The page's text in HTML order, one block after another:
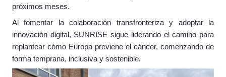
próximos meses.
Al fomentar la colaboración transfronteriza y adoptar la
innovación digital, SUNRISE sigue liderando el camino para
replantear cómo Europa previene el cáncer, comenzando de
forma temprana, inclusiva y sostenible.